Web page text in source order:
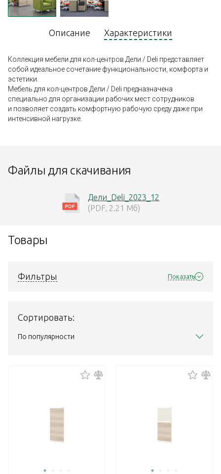
Описание Характеристики
Коллекция мебели для кол-центров Дели / Deli представляет
собой идеальное сочетание функциональности, комфорта и
эстетики.
Мебель для кол-центров Дели / Deli предназначена
специально для организации рабочих мест сотрудников
и позволяет создать комфортную рабочую среду даже при
интенсивной нагрузке.
Файлы для скачивания
Дели_Deli_2023_12
(PDF, 2.21 Мб)
Товары
Фильтры Показать
Сортировать:
По популярности